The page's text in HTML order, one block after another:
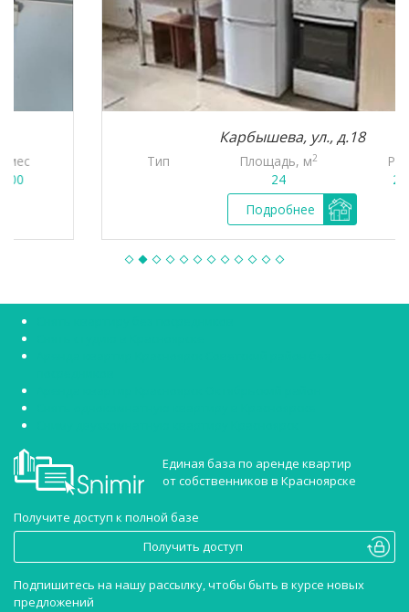
Карбышева, ул., д.18
Площадь, м2
Подробнее
Единая база по аренде квартир
от собственников в Красноярске
Получите доступ к полной базе
Получить доступ
Подпишитесь на нашу рассылку, чтобы быть в курсе новых
предложений